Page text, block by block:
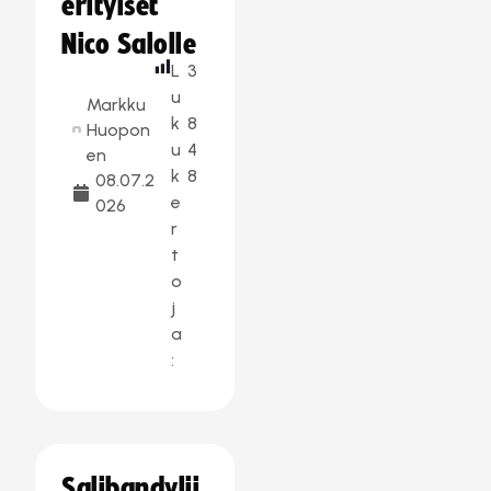
erityiset
Nico Salolle
Markku
Huopon
en
08.07.2
026
L
u
k
u
k
e
r
t
o
j
a
:
3
8
4
8